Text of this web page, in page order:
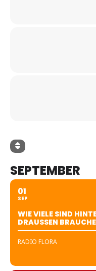
SEPTEMBER
01
SEP
WIE VIELE SIND
DRAUSSEN BRAUCHEN
RADIO FLORA